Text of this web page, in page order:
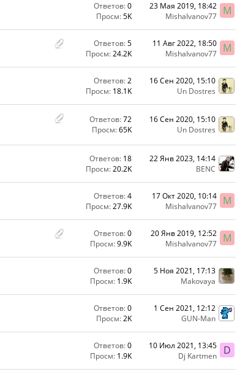
Ответов:0
Просм:5K M
23 Мая 2019, 18:42
MishaIvanov77
Ответов:5
Просм:24.2K M
11 Авг 2022, 18:50
MishaIvanov77
Ответов:2
Просм: 18.1K
16 Сен 2020, 15:10
Un Dostres
Ответов:72
Просм:65K
16 Сен 2020, 15:10
Un Dostres
Ответов: 18
Просм:20.2K
22 Янв 2023, 14:14
BENC
Ответов:4
Просм:27.9K M
17 Окт 2020, 10:14
MishaIvanov77
Ответов:0
Просм:9.9K M
20 Янв 2019, 12:52
MishaIvanov77
Ответов:0
Просм: 1.9K
5 Ноя 2021, 17:13
Makovaya
Ответов:0
Просм:2K
1 Сен 2021, 12:12
GUN-Man
Ответов:0
Просм: 1.9K D
10 Июл 2021, 13:45
Dj Kartmen